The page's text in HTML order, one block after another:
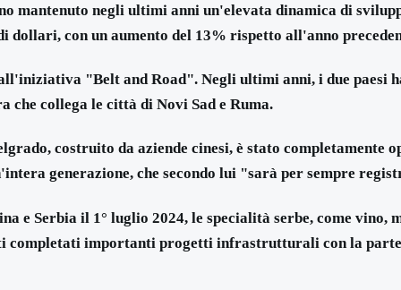
mantenuto negli ultimi anni un'elevata dinamica di
con un aumento del 13% rispetto all'anno
"Belt and Road". Negli ultimi anni, i due paesi
collega le città di Novi Sad e Ruma.
costruito da aziende cinesi, è stato completamente
generazione, che secondo lui "sarà per sempre
Serbia il 1° luglio 2024, le specialità serbe, come vino,
completati importanti progetti infrastrutturali con la